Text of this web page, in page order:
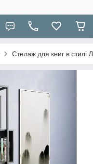
Стелаж для книг в